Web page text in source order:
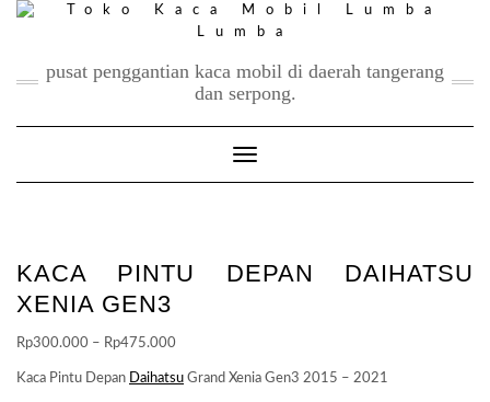
Skip
pusat penggantian kaca mobil di daerah tangerang
dan serpong.
Toggle Navigation
KACA PINTU DEPAN DAIHATSU
XENIA GEN3
Rp300.000 – Rp475.000
Kaca Pintu Depan Daihatsu Grand Xenia Gen3 2015 – 2021